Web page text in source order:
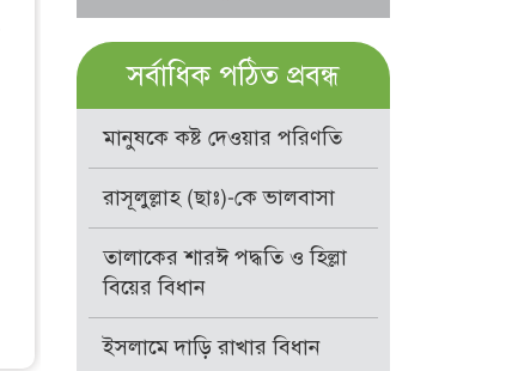
সর্বাধিক পঠিত প্রবন্ধ
মানুষকে কষ্ট দেওয়ার পরিণতি
রাসূলুল্লাহ (ছাঃ)-কে ভালবাসা
তালাকের শারঈ পদ্ধতি ও হিল্লা
বিয়ের বিধান
ইসলামে দাড়ি রাখার বিধান